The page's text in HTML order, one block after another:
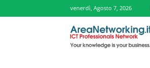
venerdì, Agosto 7, 2026